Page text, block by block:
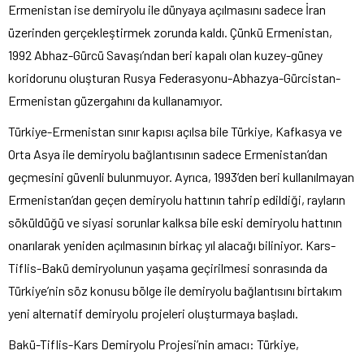
Ermenistan ise demiryolu ile dünyaya açılmasını sadece İran
üzerinden gerçekleştirmek zorunda kaldı. Çünkü Ermenistan,
1992 Abhaz-Gürcü Savaşı’ndan beri kapalı olan kuzey-güney
koridorunu oluşturan Rusya Federasyonu-Abhazya-Gürcistan-
Ermenistan güzergahını da kullanamıyor.
Türkiye-Ermenistan sınır kapısı açılsa bile Türkiye, Kafkasya ve
Orta Asya ile demiryolu bağlantısının sadece Ermenistan’dan
geçmesini güvenli bulunmuyor. Ayrıca, 1993’den beri kullanılmayan
Ermenistan’dan geçen demiryolu hattının tahrip edildiği, rayların
söküldüğü ve siyasi sorunlar kalksa bile eski demiryolu hattının
onarılarak yeniden açılmasının birkaç yıl alacağı biliniyor. Kars-
Tiflis-Bakü demiryolunun yaşama geçirilmesi sonrasında da
Türkiye’nin söz konusu bölge ile demiryolu bağlantısını birtakım
yeni alternatif demiryolu projeleri oluşturmaya başladı.
Bakü-Tiflis-Kars Demiryolu Projesi’nin amacı: Türkiye,